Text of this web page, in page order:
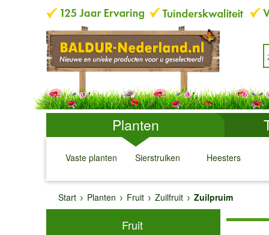
Planten
Vaste planten
↓
Sierstruiken
↓
Heesters
↓ ↓
Start
Planten Fruit Zuilfruit Zuilpruim
Fruit